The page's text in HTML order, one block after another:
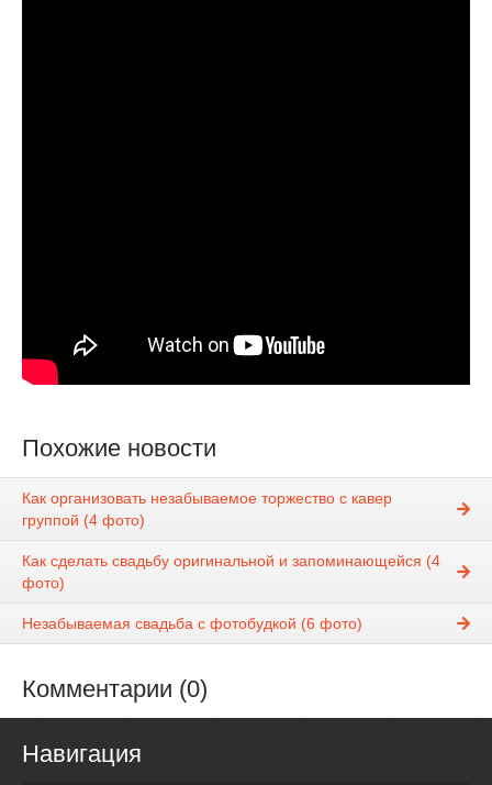
Похожие новости
Как организовать незабываемое торжество с кавер
группой (4 фото)
Как сделать свадьбу оригинальной и запоминающейся (4
фото)
Незабываемая свадьба с фотобудкой (6 фото)
Комментарии (0)
Навигация